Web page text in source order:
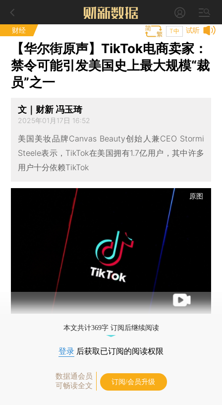
财经 试听
T中
【华尔街原声】TikTok电商卖家：
禁令可能引发美国史上最大规模“裁
员”之一
文｜财新 冯玉琦
2025年01月17日 16:52
美国美妆品牌Canvas Beauty创始人兼CEO Stormi
Steele表示，TikTok在美国拥有1.7亿用户，其中许多
用户十分依赖TikTok
原图
本文共计369字 订阅后继续阅读
登录 后获取已订阅的阅读权限
数据通会员
可畅读全文
订阅/会员升级